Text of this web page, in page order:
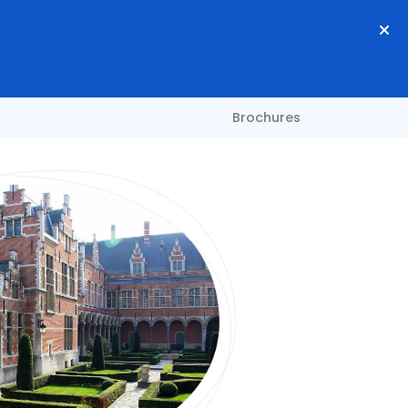
Brochures